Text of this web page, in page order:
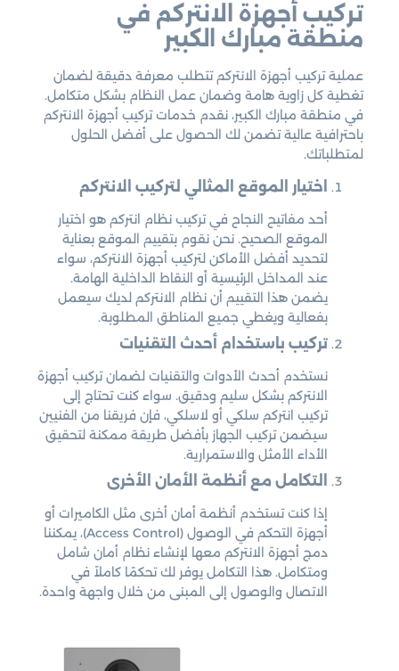
تركيب أجهزة الانتركم في
منطقة مبارك الكبير
عملية تركيب أجهزة الانتركم تتطلب معرفة دقيقة لضمان
تغطية كل زاوية هامة وضمان عمل النظام بشكل متكامل.
في منطقة مبارك الكبير، نقدم خدمات تركيب أجهزة الانتركم
باحترافية عالية تضمن لك الحصول على أفضل الحلول
لمتطلباتك.
اختيار الموقع المثالي لتركيب الانتركم
أحد مفاتيح النجاح في تركيب نظام انتركم هو اختيار
الموقع الصحيح. نحن نقوم بتقييم الموقع بعناية
لتحديد أفضل الأماكن لتركيب أجهزة الانتركم، سواء
عند المداخل الرئيسية أو النقاط الداخلية الهامة.
يضمن هذا التقييم أن نظام الانتركم لديك سيعمل
بفعالية ويغطي جميع المناطق المطلوبة.
تركيب باستخدام أحدث التقنيات
نستخدم أحدث الأدوات والتقنيات لضمان تركيب أجهزة
الانتركم بشكل سليم ودقيق. سواء كنت تحتاج إلى
تركيب انتركم سلكي أو لاسلكي، فإن فريقنا من الفنيين
سيضمن تركيب الجهاز بأفضل طريقة ممكنة لتحقيق
الأداء الأمثل والاستمرارية.
التكامل مع أنظمة الأمان الأخرى
إذا كنت تستخدم أنظمة أمان أخرى مثل الكاميرات أو
أجهزة التحكم في الوصول (Access Control)، يمكننا
دمج أجهزة الانتركم معها لإنشاء نظام أمان شامل
ومتكامل. هذا التكامل يوفر لك تحكمًا كاملاً في
الاتصال والوصول إلى المبنى من خلال واجهة واحدة.